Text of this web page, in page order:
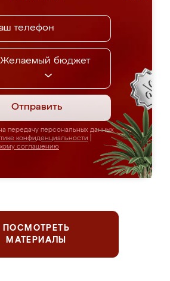
Желаемый бюджет
Отправить
передачу персональных данных
конфиденциальности
соглашению
ПОСМОТРЕТЬ
МАТЕРИАЛЫ